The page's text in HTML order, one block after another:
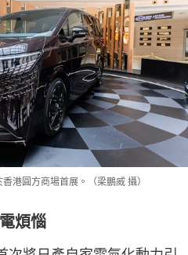
港圓方商場首展。（梁鵬威 攝）
煩惱